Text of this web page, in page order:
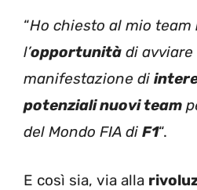
“Ho chiesto al mio team
l’opportunità di
manifestazione di
potenziali nuovi team
del Mondo FIA di F1“.
E così sia, via alla